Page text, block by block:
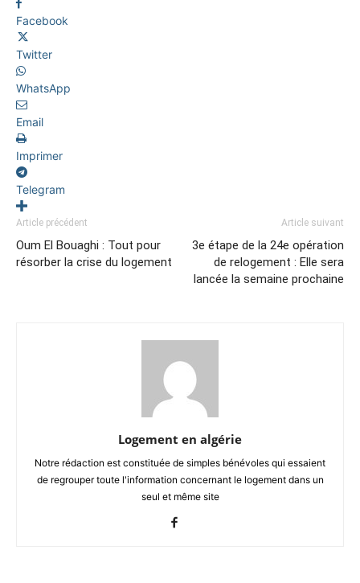
Facebook
Twitter
WhatsApp
Email
Imprimer
Telegram
Article précédent
Oum El Bouaghi : Tout pour
résorber la crise du logement
Article suivant
3e étape de la 24e opération
de relogement : Elle sera
lancée la semaine prochaine
Logement en algérie
Notre rédaction est constituée de simples bénévoles qui essaient
de regrouper toute l'information concernant le logement dans un
seul et même site